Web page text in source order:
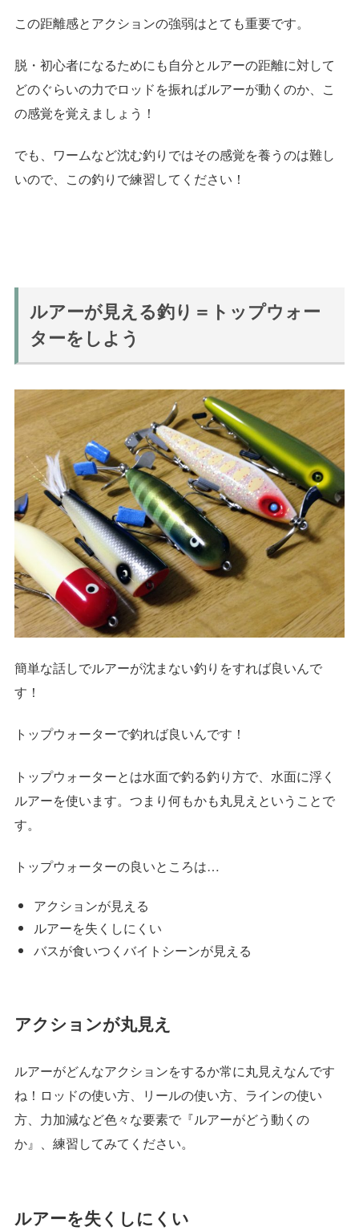
この距離感とアクションの強弱はとても重要です。
脱・初心者になるためにも自分とルアーの距離に対して
どのぐらいの力でロッドを振ればルアーが動くのか、こ
の感覚を覚えましょう！
でも、ワームなど沈む釣りではその感覚を養うのは難し
いので、この釣りで練習してください！
ルアーが見える釣り＝トップウォー
ターをしよう
簡単な話しでルアーが沈まない釣り をすれば良いんで
す！
トップウォーターで釣れば良いんです！
トップウォーターとは水面で釣る釣り方で、水面に浮く
ルアーを使います。つまり何もかも丸見えということで
す。
トップウォーターの良いところは…
アクションが見える
ルアーを失くしにくい
バスが食いつくバイトシーンが見える
アクションが丸見え
ルアーがどんなアクションをするか常に丸見えなんです
ね！ロッドの使い方、リールの使い方、ラインの使い
方、力加減など色々な要素で『ルアーがどう動くの
か』、練習してみてください。
ルアーを失くしにくい